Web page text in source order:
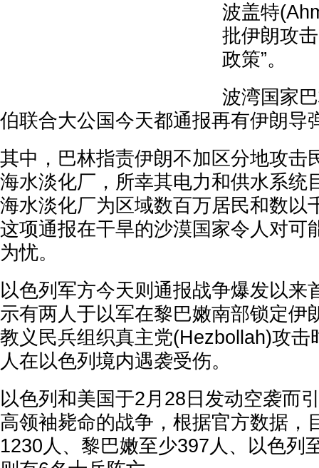
波盖特
批伊朗攻
政策”。
波湾国家
伯联合大公国今天都通报再有伊朗导
其中，巴林指责伊朗不加区分地攻击
海水淡化厂，所幸其电力和供水系统
海水淡化厂为区域数百万居民和数以
这项通报在干旱的沙漠国家令人对可
为忧。
以色列军方今天则通报战争爆发以来
示有两人于以军在黎巴嫩南部锁定伊
教义民兵组织真主党(Hezbollah)攻击
人在以色列境内遇袭受伤。
以色列和美国于2月28日发动空袭而
高领袖毙命的战争，根据官方数据，
1230人、黎巴嫩至少397人、以色列